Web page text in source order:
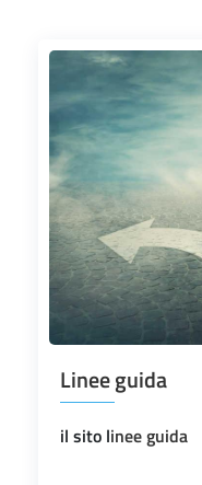
Linee guida
il sito linee guida